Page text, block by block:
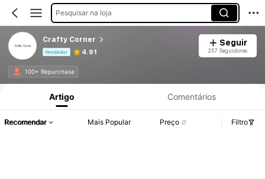
Pesquisar na loja
Crafty Corner
Vendedor 4.91
Seguir
257 Seguidores
100+ Repurchase
Informações do Produto: Divulgação de Preço, Vendas e Detalhes de Stock.
Artigo Comentários
Recomendar Mais Popular Preço Filtro